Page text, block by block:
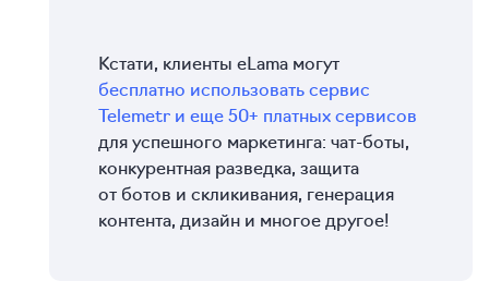
Кстати, клиенты eLama могут
бесплатно использовать сервис
Telemetr и еще 50+ платных сервисов
для успешного маркетинга: чат-боты,
конкурентная разведка, защита
от ботов и скликивания, генерация
контента, дизайн и многое другое!